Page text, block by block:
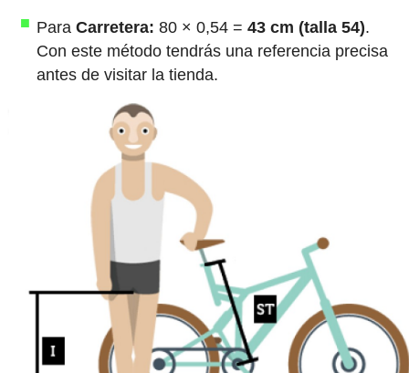
Para Carretera: 80 × 0,54 = 43 cm (talla 54).
Con este método tendrás una referencia precisa
antes de visitar la tienda.